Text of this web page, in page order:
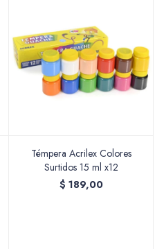
Témpera Acrilex Colores
Surtidos 15 ml x12
$ 189,00